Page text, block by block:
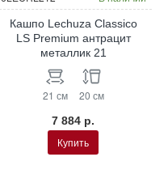
Кашпо Lechuza Classico
LS Premium антрацит
металлик 21
21 см 20 см
7 884 р.
Купить